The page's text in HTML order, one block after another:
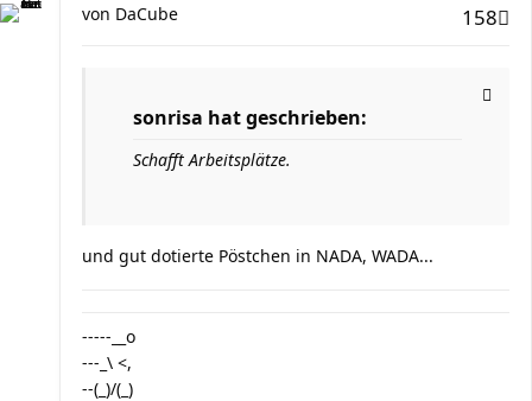
158
von DaCube
sonrisa hat geschrieben:
Schafft Arbeitsplätze.
und gut dotierte Pöstchen in NADA, WADA...
-----__o
---_\ <,
--(_)/(_)